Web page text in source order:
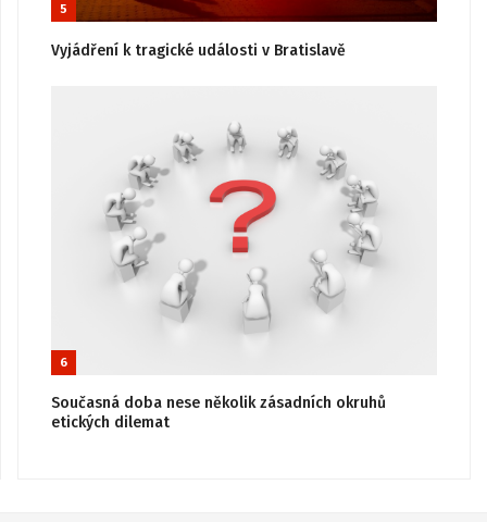
5
Vyjádření k tragické události v Bratislavě
6
Současná doba nese několik zásadních okruhů
etických dilemat